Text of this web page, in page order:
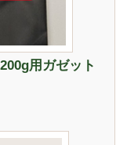
用ガゼット